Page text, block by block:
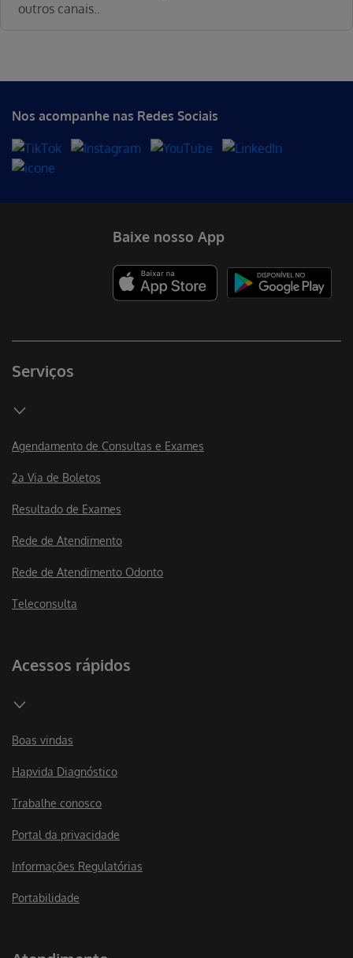
outros canais..
Nos acompanhe nas Redes Sociais
Serviços
Agendamento de Consultas e Exames
2a Via de Boletos
Resultado de Exames
Rede de Atendimento
Rede de Atendimento Odonto
Teleconsulta
Acessos rápidos
Boas vindas
Hapvida Diagnóstico
Trabalhe conosco
Portal da privacidade
Informações Regulatórias
Portabilidade
Baixe nosso App